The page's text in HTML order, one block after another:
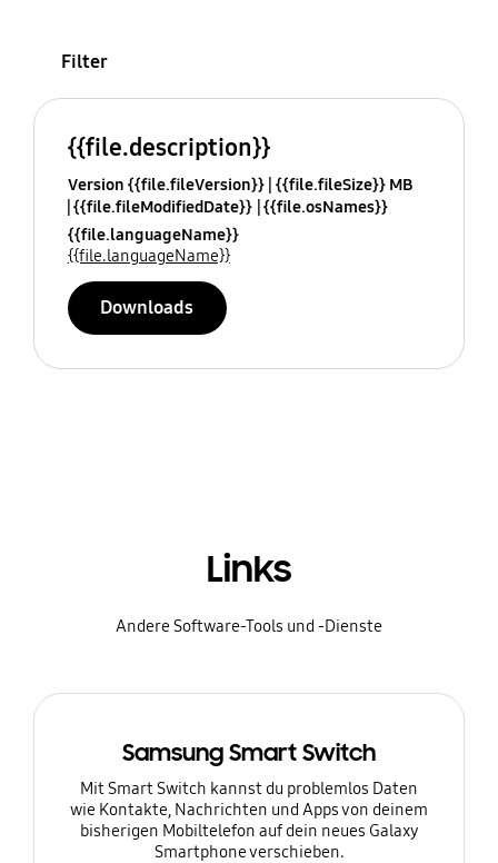
Filter
{{file.description}}
Version {{file.fileVersion}} {{file.fileSize}} MB
{{file.fileModifiedDate}} {{file.osNames}}
{{file.languageName}}
{{file.languageName}}
Downloads
Links
Andere Software-Tools und -Dienste
Samsung Smart Switch
Mit Smart Switch kannst du problemlos Daten
wie Kontakte, Nachrichten und Apps von deinem
bisherigen Mobiltelefon auf dein neues Galaxy
Smartphone verschieben.